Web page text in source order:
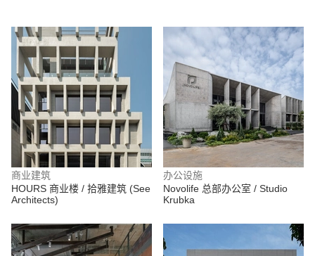
商业建筑
HOURS 商业楼 / 拾雅建筑 (See
Architects)
办公设施
Novolife 总部办公室 / Studio
Krubka